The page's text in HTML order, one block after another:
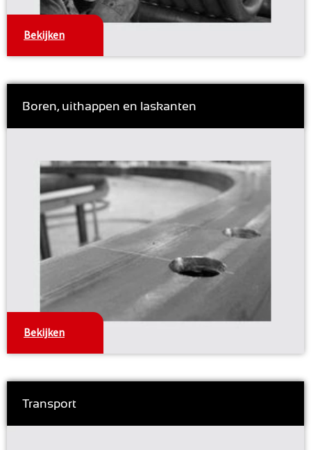
Bekijken
Boren, uithappen en laskanten
Bekijken
Transport